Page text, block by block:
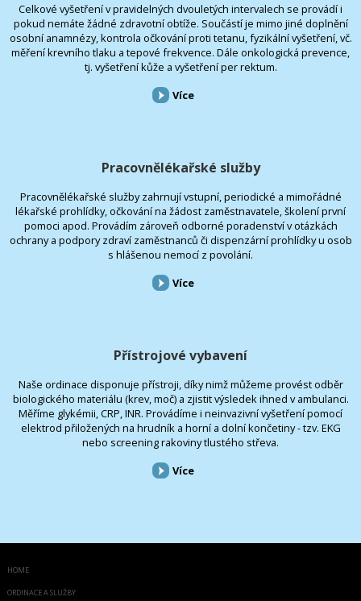
Celkové vyšetření v pravidelných dvouletých intervalech se provádí i
pokud nemáte žádné zdravotní obtíže. Součástí je mimo jiné doplnění
osobní anamnézy, kontrola očkování proti tetanu, fyzikální vyšetření, vč.
měření krevního tlaku a tepové frekvence. Dále onkologická prevence,
tj. vyšetření kůže a vyšetření per rektum.
Více
Pracovnělékařské služby
Pracovnělékařské služby zahrnují vstupní, periodické a mimořádné
lékařské prohlídky, očkování na žádost zaměstnavatele, školení první
pomoci apod. Provádím zároveň odborné poradenství v otázkách
ochrany a podpory zdraví zaměstnanců či dispenzární prohlídky u osob
s hlášenou nemocí z povolání.
Více
Přístrojové vybavení
Naše ordinace disponuje přístroji, díky nimž můžeme provést odběr
biologického materiálu (krev, moč) a zjistit výsledek ihned v ambulanci.
Měříme glykémii, CRP, INR. Provádíme i neinvazivní vyšetření pomocí
elektrod přiložených na hrudník a horní a dolní končetiny - tzv. EKG
nebo screening rakoviny tlustého střeva.
Více
HOME
ORDINACE A SLUŽBY